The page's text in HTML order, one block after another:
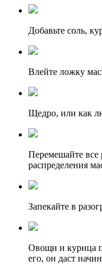
Добавьте соль,
Влейте ложку
Щедро, или как
Перемешайте все
распределения
Запекайте в
Овощи и курица
его, он даст